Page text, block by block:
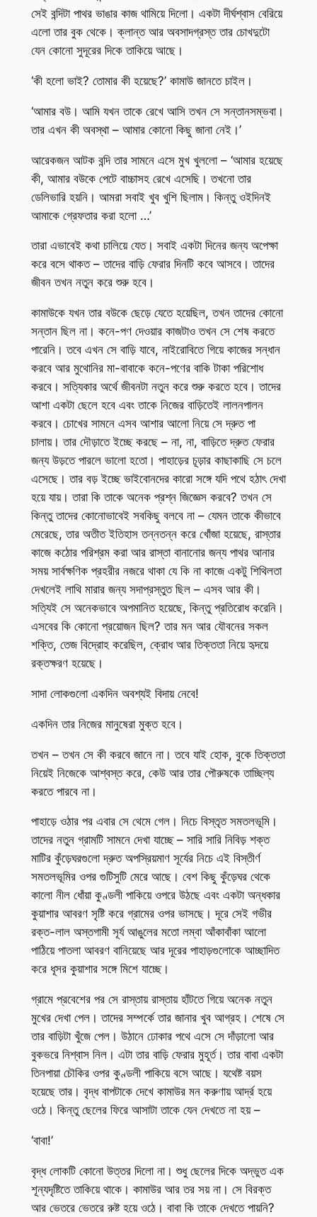
সেই বন্দিটা পাথর ভাঙার কাজ থামিয়ে দিলো। একটা দীর্ঘশ্বাস বেরিয়ে
এলো তার বুক থেকে। ক্লান্ত আর অবসাদগ্রস্ত তার চোখদুটো
যেন কোনো সুদূরের দিকে তাকিয়ে আছে।
‘কী হলো ভাই? তোমার কী হয়েছে?’ কামাউ জানতে চাইল।
‘আমার বউ। আমি যখন তাকে রেখে আসি তখন সে সন্তানসম্ভবা।
তার এখন কী অবস্থা – আমার কোনো কিছু জানা নেই।’
আরেকজন আটক বন্দি তার সামনে এসে মুখ খুললো – ‘আমার হয়েছে
কী, আমার বউকে পেটে বাচ্চাসহ রেখে এসেছি। তখনো তার
ডেলিভারি হয়নি। আমরা সবাই খুব খুশি ছিলাম। কিন্তু ওইদিনই
আমাকে গ্রেফতার করা হলো …’
তারা এভাবেই কথা চালিয়ে যেত। সবাই একটা দিনের জন্য অপেক্ষা
করে বসে থাকত – তাদের বাড়ি ফেরার দিনটি কবে আসবে। তাদের
জীবন তখন নতুন করে শুরু হবে।
কামাউকে যখন তার বউকে ছেড়ে যেতে হয়েছিল, তখন তাদের কোনো
সন্তান ছিল না। কনে-পণ দেওয়ার কাজটাও তখন সে শেষ করতে
পারেনি। তবে এখন সে বাড়ি যাবে, নাইরোবিতে গিয়ে কাজের সন্ধান
করবে আর মুথোনির মা-বাবাকে কনে-পণের বাকি টাকা পরিশোধ
করবে। সত্যিকার অর্থে জীবনটা নতুন করে শুরু করতে হবে। তাদের
আশা একটা ছেলে হবে এবং তাকে নিজের বাড়িতেই লালনপালন
করবে। চোখের সামনে এসব আশার আলো নিয়ে সে দ্রুত পা
চালায়। তার দৌড়াতে ইচ্ছে করছে – না, না, বাড়িতে দ্রুত ফেরার
জন্য উড়তে পারলে ভালো হতো। পাহাড়ের চূড়ার কাছাকাছি সে চলে
এসেছে। তার বড় ইচ্ছে ভাইবোনদের কারো সঙ্গে যদি পথে হঠাৎ দেখা
হয়ে যায়। তারা কি তাকে অনেক প্রশ্ন জিজ্ঞেস করবে? তখন সে
কিন্তু তাদের কোনোভাবেই সবকিছু বলবে না – যেমন তাকে কীভাবে
মেরেছে, তার অতীত ইতিহাস তন্নতন্ন করে খোঁজা হয়েছে, রাস্তার
কাজে কঠোর পরিশ্রম করা আর রাস্তা বানানোর জন্য পাথর আনার
সময় সার্বক্ষণিক প্রহরীর নজরে থাকা যে কি না কাজে একটু শিথিলতা
দেখলেই লাথি মারার জন্য সদাপ্রস্তুত ছিল – এসব আর কী।
সত্যিই সে অনেকভাবে অপমানিত হয়েছে, কিন্তু প্রতিরোধ করেনি।
এসবের কি কোনো প্রয়োজন ছিল? তার মন আর যৌবনের সকল
শক্তি, তেজ বিদ্রোহ করেছিল, ক্রোধ আর তিক্ততা নিয়ে হৃদয়ে
রক্তক্ষরণ হয়েছে।
সাদা লোকগুলো একদিন অবশ্যই বিদায় নেবে!
একদিন তার নিজের মানুষেরা মুক্ত হবে।
তখন – তখন সে কী করবে জানে না। তবে যাই হোক, বুকে তিক্ততা
নিয়েই নিজেকে আশ্বস্ত করে, কেউ আর তার পৌরুষকে তাচ্ছিল্য
করতে পারবে না।
পাহাড়ে ওঠার পর এবার সে থেমে গেল। নিচে বিস্তৃত সমতলভূমি।
তাদের নতুন গ্রামটি সামনে দেখা যাচ্ছে – সারি সারি নিবিড় শক্ত
মাটির কুঁড়েঘরগুলো দ্রুত অপস্রিয়মাণ সূর্যের নিচে এই বিস্তীর্ণ
সমতলভূমির ওপর গুটিসুটি মেরে আছে। বেশ কিছু কুঁড়েঘর থেকে
কালো নীল ধোঁয়া কুণ্ডলী পাকিয়ে ওপরে উঠছে এবং একটা অন্ধকার
কুয়াশার আবরণ সৃষ্টি করে গ্রামের ওপর ভাসছে। দূরে সেই গভীর
রক্ত-লাল অস্তগামী সূর্য আঙুলের মতো লম্বা আঁকাবাঁকা আলো
পাঠিয়ে পাতলা আবরণ বানিয়েছে আর দূরের পাহাড়গুলোকে আচ্ছাদিত
করে ধূসর কুয়াশার সঙ্গে মিশে যাচ্ছে।
গ্রামে প্রবেশের পর সে রাস্তায় রাস্তায় হাঁটতে গিয়ে অনেক নতুন
মুখের দেখা পেল। তাদের সম্পর্কে তার জানার খুব আগ্রহ। শেষে সে
তার বাড়িটা খুঁজে পেল। উঠানে ঢোকার পথে এসে সে দাঁড়ালো আর
বুকভরে নিশ্বাস নিল। এটা তার বাড়ি ফেরার মুহূর্ত। তার বাবা একটা
তিনপায়া চৌকির ওপর কুণ্ডলী পাকিয়ে বসে আছে। যথেষ্ট বয়স
হয়েছে তার। বৃদ্ধ বাপটাকে দেখে কামাউর মন করুণায় আর্দ্র হয়ে
ওঠে। কিন্তু ছেলের ফিরে আসাটা তাকে যেন দেখতে না হয় –
‘বাবা!’
বৃদ্ধ লোকটি কোনো উত্তর দিলো না। শুধু ছেলের দিকে অদ্ভুত এক
শূন্যদৃষ্টিতে তাকিয়ে থাকে। কামাউর আর তর সয় না। সে বিরক্ত
আর ভেতরে ভেতরে রুষ্ট হয়ে ওঠে। বাবা কি তাকে দেখতে পায়নি?